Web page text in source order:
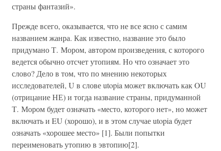
страны фантазий».
Прежде всего, оказывается, что не все ясно с самим
названием жанра. Как известно, название это было
придумано Т. Мором, автором произведения, с которого
ведется обычно отсчет утопиям. Но что означает это
слово? Дело в том, что по мнению некоторых
исследователей, U в слове utopia может включать как OU
(отрицание НЕ) и тогда название страны, придуманной
Т. Мором будет означать «место, которого нет», но может
включать и EU (хорошо), и в этом случае utopia будет
означать «хорошее место» [1]. Были попытки
переименовать утопию в эвтопию[2].